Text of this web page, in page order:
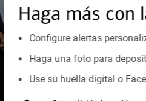
Haga más con
Configure alertas
Haga una foto para
Use su huella digital o
Programe una cita
Vea si nuestro